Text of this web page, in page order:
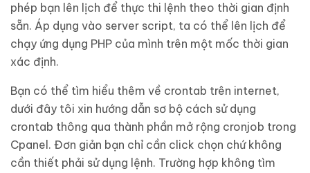
phép bạn lên lịch để thực thi lệnh theo thời gian định
sẵn. Áp dụng vào server script, ta có thể lên lịch để
chạy ứng dụng PHP của mình trên một mốc thời gian
xác định.
Bạn có thể tìm hiểu thêm về crontab trên internet,
dưới đây tôi xin hướng dẫn sơ bộ cách sử dụng
crontab thông qua thành phần mở rộng cronjob trong
Cpanel. Đơn giản bạn chỉ cần click chọn chứ không
cần thiết phải sử dụng lệnh. Trường hợp không tìm